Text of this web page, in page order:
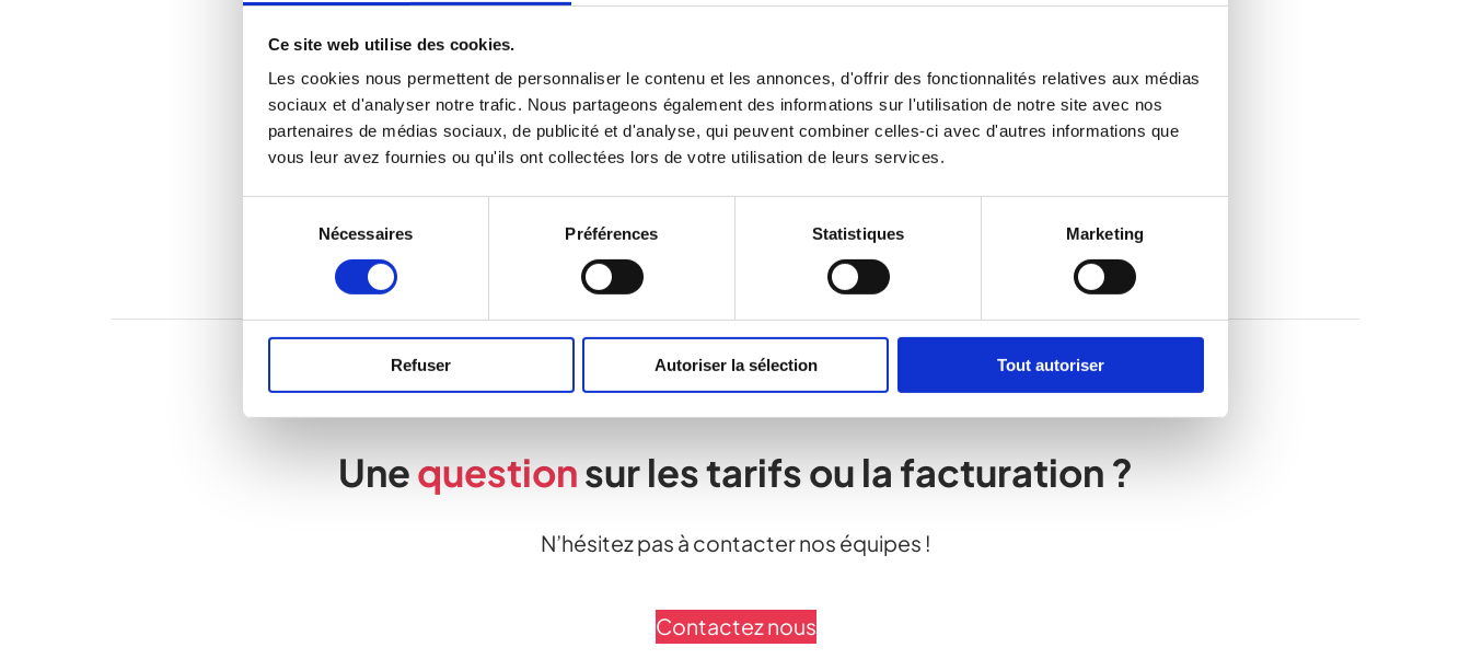
Ce site web utilise des cookies.
Les cookies nous permettent de personnaliser le contenu et les annonces, d'offrir des fonctionnalités relatives aux médias
sociaux et d'analyser notre trafic. Nous partageons également des informations sur l'utilisation de notre site avec nos
partenaires de médias sociaux, de publicité et d'analyse, qui peuvent combiner celles-ci avec d'autres informations que
vous leur avez fournies ou qu'ils ont collectées lors de votre utilisation de leurs services.
consentement
Nécessaires Préférences Statistiques Marketing
Refuser Autoriser la sélection Tout autoriser
Accès àElearnPrev
Transaction sécurisée
Unequestionsur les tarifs ou la facturation ?
N’hésitez pas à contacter nos équipes !
Contactez nous